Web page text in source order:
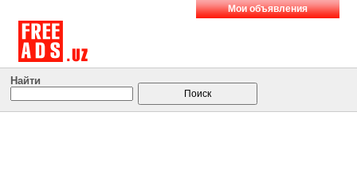
Мои объявления
Найти